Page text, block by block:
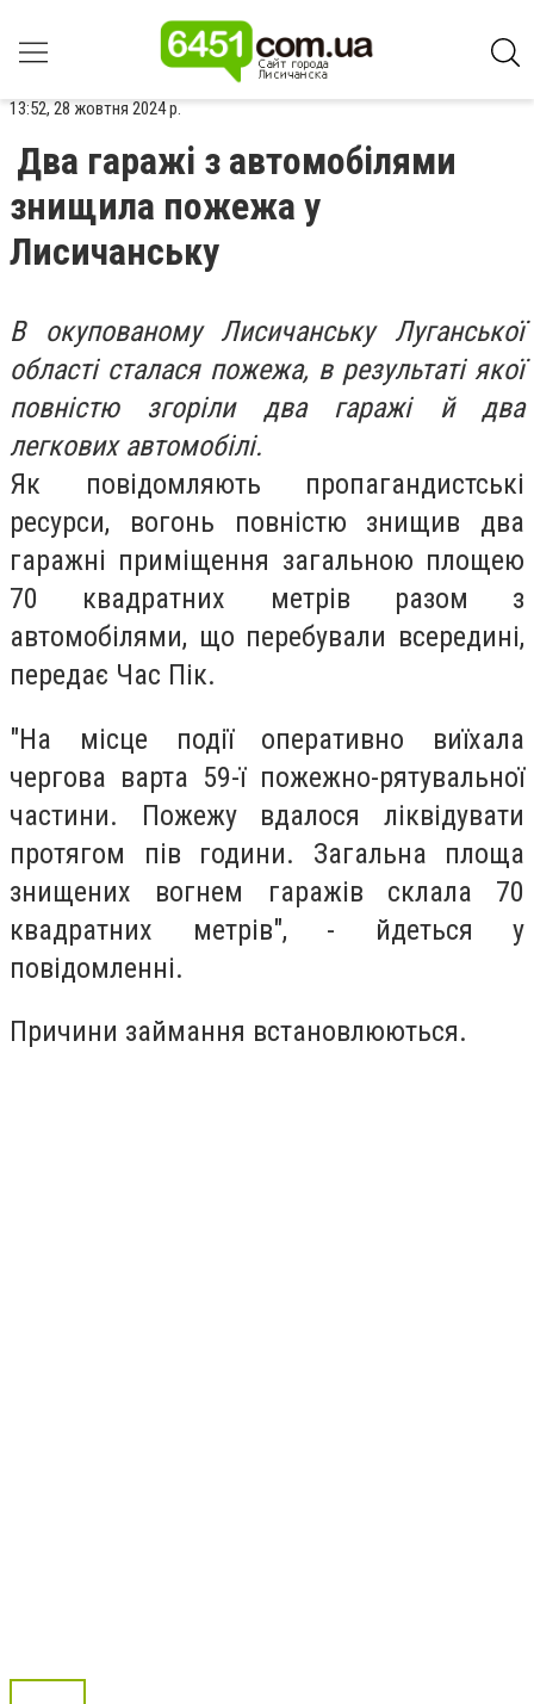
13:52, 28 жовтня 2024 р.
Два гаражі з автомобілями
знищила пожежа у
Лисичанську
В окупованому Лисичанську Луганської
області сталася пожежа, в результаті якої
повністю згоріли два гаражі й два
легкових автомобілі.
Як повідомляють пропагандистські
ресурси, вогонь повністю знищив два
гаражні приміщення загальною площею
70 квадратних метрів разом з
автомобілями, що перебували всередині,
передає Час Пік.
"На місце події оперативно виїхала
чергова варта 59-ї пожежно-рятувальної
частини. Пожежу вдалося ліквідувати
протягом пів години. Загальна площа
знищених вогнем гаражів склала 70
квадратних метрів", - йдеться у
повідомленні.
Причини займання встановлюються.